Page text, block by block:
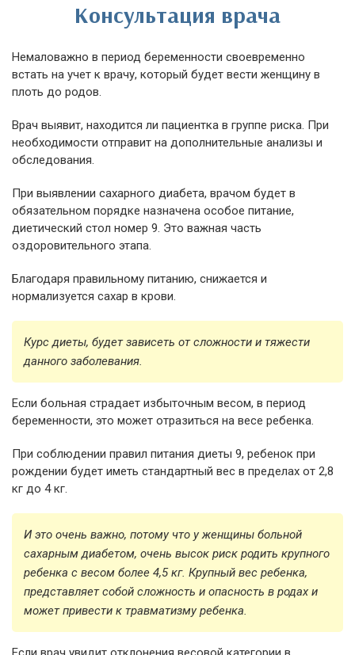
Консультация врача
Немаловажно в период беременности своевременно
встать на учет к врачу, который будет вести женщину в
плоть до родов.
Врач выявит, находится ли пациентка в группе риска. При
необходимости отправит на дополнительные анализы и
обследования.
При выявлении сахарного диабета, врачом будет в
обязательном порядке назначена особое питание,
диетический стол номер 9. Это важная часть
оздоровительного этапа.
Благодаря правильному питанию, снижается и
нормализуется сахар в крови.
Курс диеты, будет зависеть от сложности и тяжести
данного заболевания.
Если больная страдает избыточным весом, в период
беременности, это может отразиться на весе ребенка.
При соблюдении правил питания диеты 9, ребенок при
рождении будет иметь стандартный вес в пределах от 2,8
кг до 4 кг.
И это очень важно, потому что у женщины больной
сахарным диабетом, очень высок риск родить крупного
ребенка с весом более 4,5 кг. Крупный вес ребенка,
представляет собой сложность и опасность в родах и
может привести к травматизму ребенка.